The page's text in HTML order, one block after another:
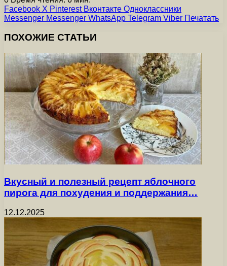
Facebook X Pinterest Вконтакте Одноклассники
Messenger Messenger WhatsApp Telegram Viber Печатать
ПОХОЖИЕ СТАТЬИ
Вкусный и полезный рецепт яблочного
пирога для похудения и поддержания…
12.12.2025